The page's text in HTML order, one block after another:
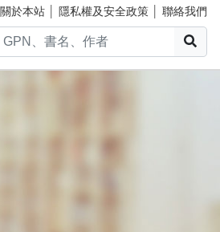
關於本站 隱私權及安全政策 聯絡我們